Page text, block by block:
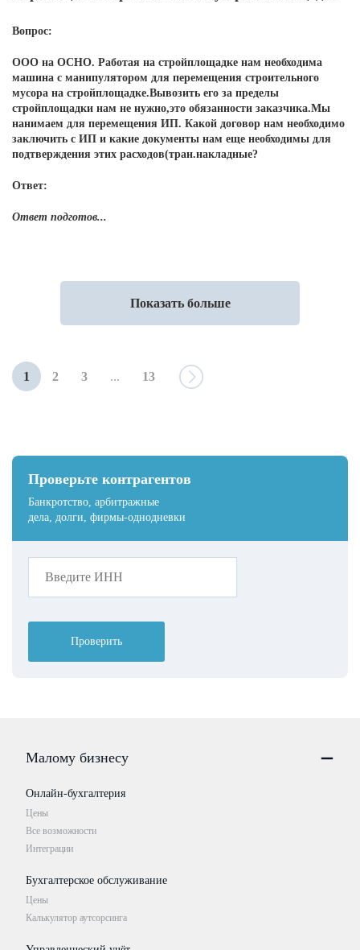
Проверьте контрагентов
Банкротство, арбитражные
дела, долги, фирмы-однодневки
Проверить
Вопрос:
ООО на ОСНО. Работая на стройплощадке нам необходима
машина с манипулятором для перемещения строительного
мусора на стройплощадке.Вывозить его за пределы
стройплощадки нам не нужно,это обязанности заказчика.Мы
нанимаем для перемещения ИП. Какой договор нам необходимо
заключить с ИП и какие документы нам еще необходимы для
подтверждения этих расходов(тран.накладные?
Ответ:
Ответ подготов...
Показать больше
1 2 3 ... 13
Малому бизнесу
Онлайн-бухгалтерия
Цены
Все возможности
Интеграции
Бухгалтерское обслуживание
Цены
Калькулятор аутсорсинга